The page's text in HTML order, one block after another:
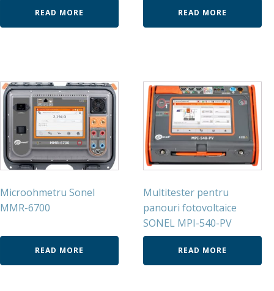
READ MORE READ MORE
Microohmetru Sonel
MMR-6700
READ MORE
Multitester pentru
panouri fotovoltaice
SONEL MPI-540-PV
READ MORE